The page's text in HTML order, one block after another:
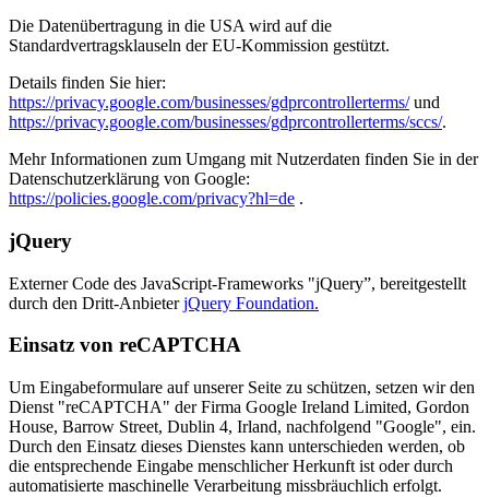
Die Datenübertragung in die USA wird auf die
Standardvertragsklauseln der EU-Kommission gestützt.
Details finden Sie hier:
https://privacy.google.com/businesses/gdprcontrollerterms/und
https://privacy.google.com/businesses/gdprcontrollerterms/sccs/.
Mehr Informationen zum Umgang mit Nutzerdaten finden Sie in der
Datenschutzerklärung von Google:
https://policies.google.com/privacy?hl=de .
jQuery
Externer Code des JavaScript-Frameworks "jQuery”, bereitgestellt
durch den Dritt-AnbieterjQuery Foundation.
Einsatz von reCAPTCHA
Um Eingabeformulare auf unserer Seite zu schützen, setzen wir den
Dienst "reCAPTCHA" der Firma Google Ireland Limited, Gordon
House, Barrow Street, Dublin 4, Irland, nachfolgend "Google", ein.
Durch den Einsatz dieses Dienstes kann unterschieden werden, ob
die entsprechende Eingabe menschlicher Herkunft ist oder durch
automatisierte maschinelle Verarbeitung missbräuchlich erfolgt.